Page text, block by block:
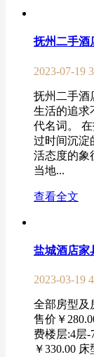
抚州二手酒
2023-07-19
抚州二手酒
生活的追求
代名词。
过时间沉淀
活态度的象
当地...
查看全文
盐城酒店家
2023-03-19
全部房型及
售价￥
费楼层:4层-
￥330.00